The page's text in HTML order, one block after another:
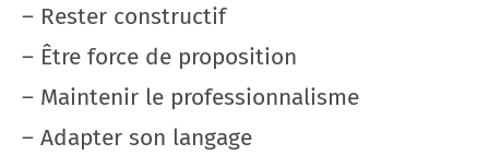
– Rester constructif
– Être force de proposition
– Maintenir le professionnalisme
– Adapter son langage